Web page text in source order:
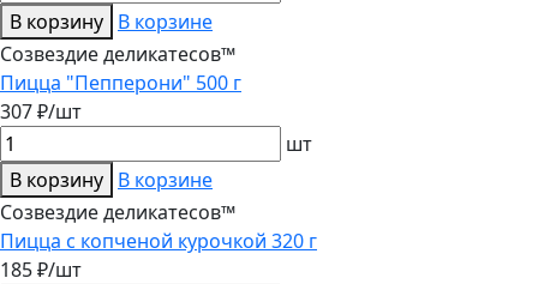
В корзину В корзине
Созвездие деликатесов™
Пицца "Пепперони" 500 г
307 ₽/шт
шт
В корзину В корзине
Созвездие деликатесов™
Пицца с копченой курочкой 320 г
185 ₽/шт